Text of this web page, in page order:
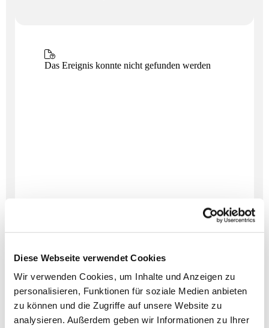
Diese Webseite verwendet Cookies
Wir verwenden Cookies, um Inhalte und Anzeigen zu
personalisieren, Funktionen für soziale Medien anbieten
zu können und die Zugriffe auf unsere Website zu
analysieren. Außerdem geben wir Informationen zu Ihrer
Dies könnte Sie auch
interessieren